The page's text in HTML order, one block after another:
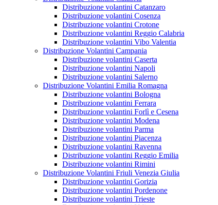
Distribuzione volantini Catanzaro
Distribuzione volantini Cosenza
Distribuzione volantini Crotone
Distribuzione volantini Reggio Calabria
Distribuzione volantini Vibo Valentia
Distribuzione Volantini Campania
Distribuzione volantini Caserta
Distribuzione volantini Napoli
Distribuzione volantini Salerno
Distribuzione Volantini Emilia Romagna
Distribuzione volantini Bologna
Distribuzione volantini Ferrara
Distribuzione volantini Forlì e Cesena
Distribuzione volantini Modena
Distribuzione volantini Parma
Distribuzione volantini Piacenza
Distribuzione volantini Ravenna
Distribuzione volantini Reggio Emilia
Distribuzione volantini Rimini
Distribuzione Volantini Friuli Venezia Giulia
Distribuzione volantini Gorizia
Distribuzione volantini Pordenone
Distribuzione volantini Trieste